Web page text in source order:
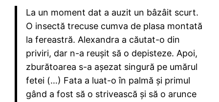
La un moment dat a auzit un bâzâit scurt.
O insectă trecuse cumva de plasa montată
la fereastră. Alexandra a căutat-o din
priviri, dar n-a reușit să o depisteze. Apoi,
zburătoarea s-a așezat singură pe umărul
fetei (…) Fata a luat-o în palmă și primul
gând a fost să o strivească și să o arunce